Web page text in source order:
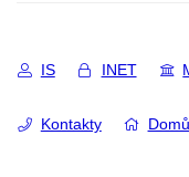
IS INET
Kontakty Domů